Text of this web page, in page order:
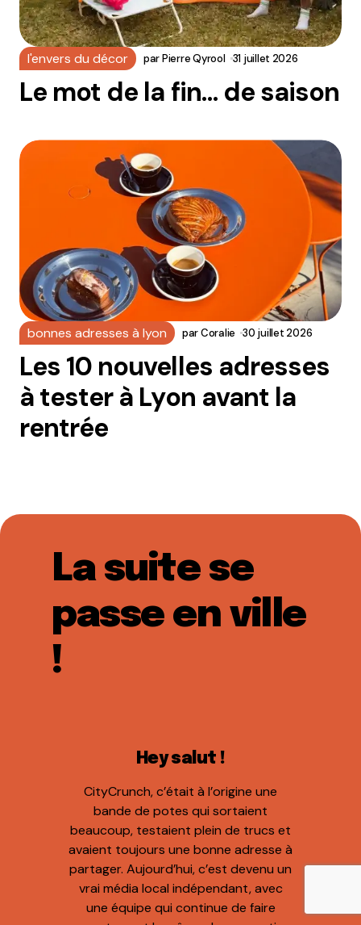
l'envers du décor parPierre Qyrool 31 juillet 2026
Le mot de la fin… de saison
bonnes adresses à lyon parCoralie 30 juillet 2026
Les 10 nouvelles adresses
à tester à Lyon avant la
rentrée
La suite se
passe en ville
!
Hey salut !
CityCrunch, c’était à l’origine une
bande de potes qui sortaient
beaucoup, testaient plein de trucs et
avaient toujours une bonne adresse à
partager. Aujourd’hui, c’est devenu un
vrai média local indépendant, avec
une équipe qui continue de faire